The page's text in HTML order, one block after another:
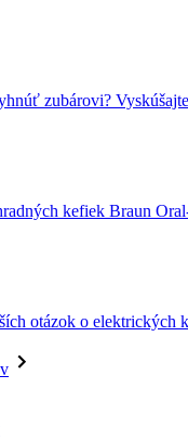
zubárovi?
kefiek Braun
otázok o elektrických